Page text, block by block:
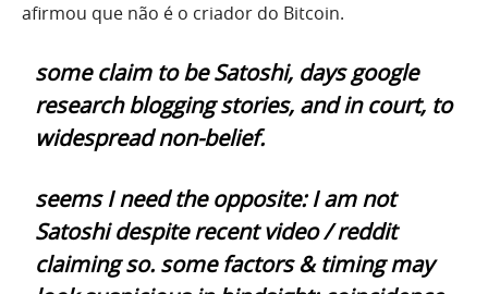
afirmou que não é o criador do Bitcoin.
some claim to be Satoshi, days google
research blogging stories, and in court, to
widespread non-belief.
seems I need the opposite: I am not
Satoshi despite recent video / reddit
claiming so. some factors & timing may